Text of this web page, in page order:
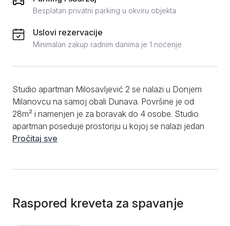
Besplatan privatni parking u okviru objekta
Uslovi rezervacije
Minimalan zakup radnim danima je 1 noćenje
Studio apartman Milosavljević 2 se nalazi u Donjem
Milanovcu na samoj obali Dunava. Površine je od
28m² i namenjen je za boravak do 4 osobe. Studio
apartman poseduje prostoriju u kojoj se nalazi jedan
francuski ležaj za dve osobe i kauč na razvlačenje za
komfor, studio apartman nudi prostranu terasu sa
prelepim pogledom na reku Dunav. Parking se nalazi u
Pročitaj sve
Raspored kreveta za spavanje